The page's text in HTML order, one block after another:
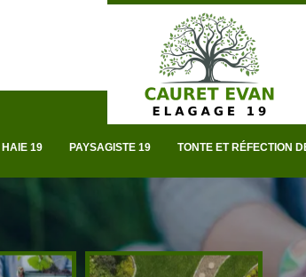
19 PAYSAGISTE 19 TONTE ET RÉFECTION